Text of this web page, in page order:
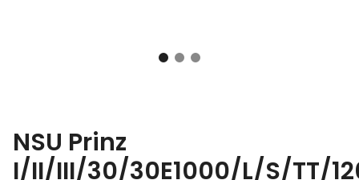
NSU Prinz
I/II/III/30/30E1000/L/S/TT/